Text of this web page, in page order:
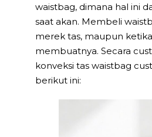
waistbag, dimana hal ini
saat akan. Membeli
merek tas, maupun
membuatnya. Secara
konveksi tas waistbag
berikut ini: